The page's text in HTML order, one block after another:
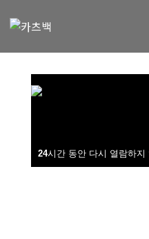
24시간 동안 다시 열람하지